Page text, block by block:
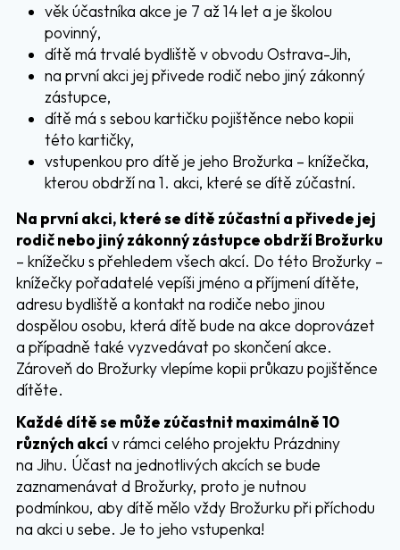
věk účastníka akce je 7 až 14 let a je školou
povinný,
dítě má trvalé bydliště v obvodu Ostrava-Jih,
na první akci jej přivede rodič nebo jiný zákonný
zástupce,
dítě má s sebou kartičku pojištěnce nebo kopii
této kartičky,
vstupenkou pro dítě je jeho Brožurka – knížečka,
kterou obdrží na 1. akci, které se dítě zúčastní.
Na první akci, které se dítě zúčastní a přivede jej
rodič nebo jiný zákonný zástupce obdrží Brožurku
– knížečku s přehledem všech akcí. Do této Brožurky –
knížečky pořadatelé vepíši jméno a příjmení dítěte,
adresu bydliště a kontakt na rodiče nebo jinou
dospělou osobu, která dítě bude na akce doprovázet
a případně také vyzvedávat po skončení akce.
Zároveň do Brožurky vlepíme kopii průkazu pojištěnce
dítěte.
Každé dítě se může zúčastnit maximálně 10
různých akcív rámci celého projektu Prázdniny
na Jihu. Účast na jednotlivých akcích se bude
zaznamenávat d Brožurky, proto je nutnou
podmínkou, aby dítě mělo vždy Brožurku při příchodu
na akci u sebe. Je to jeho vstupenka!